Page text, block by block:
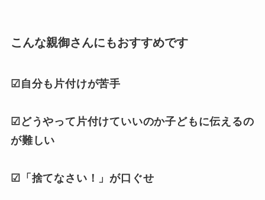
こんな親御さんにもおすすめです
☑自分も片付けが苦手
☑どうやって片付けていいのか子どもに伝えるの
が難しい
☑「捨てなさい！」が口ぐせ